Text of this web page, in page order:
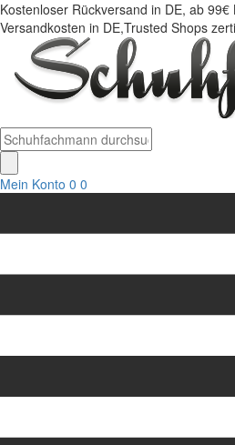
Kostenloser Rückversand in DE, ab 99€
Versandkosten in DE,Trusted Shops
Mein Konto 0 0